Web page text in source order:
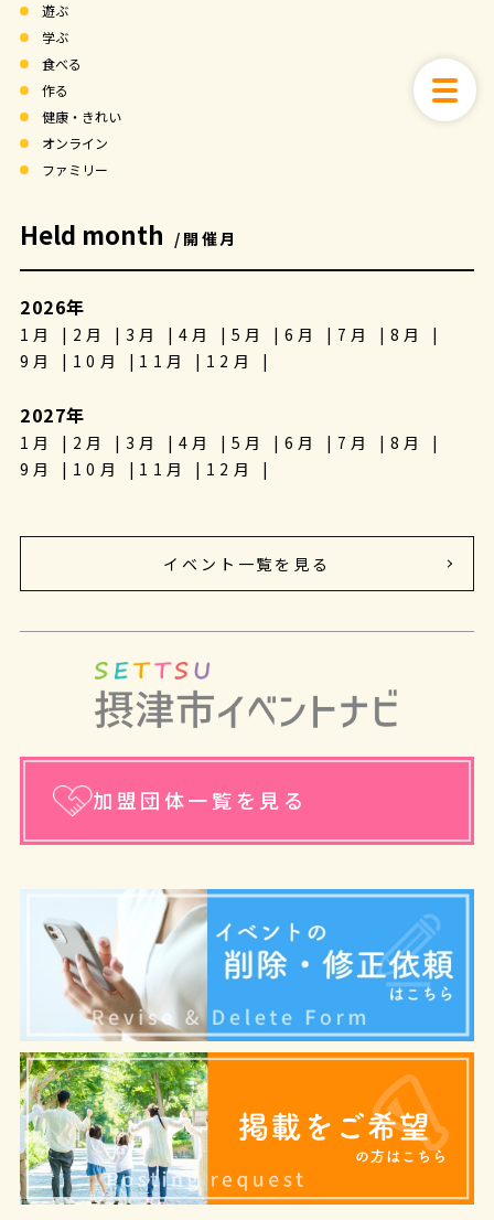
遊ぶ
学ぶ
食べる
作る
健康・きれい
オンライン
ファミリー
Held month /開催月
2026年
1月 2月 3月 4月 5月 6月 7月
8月
9月
10月 11月 12月
2027年
1月 2月 3月 4月 5月 6月 7月
8月
9月
10月 11月 12月
イベント一覧を見る
加盟団体一覧を見る